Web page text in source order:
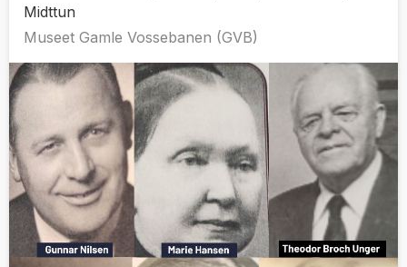
Midttun
Museet Gamle Vossebanen (GVB)